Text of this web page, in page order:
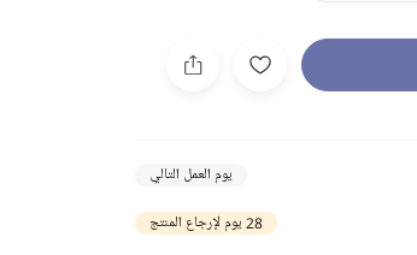
يوم العمل التالي
28 يوم لإرجاع المنتج